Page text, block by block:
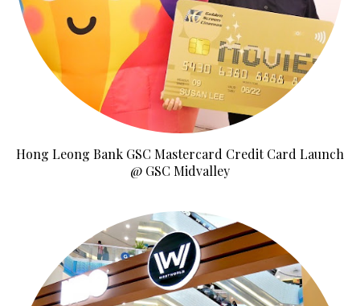
Hong Leong Bank GSC Mastercard Credit Card Launch
@ GSC Midvalley